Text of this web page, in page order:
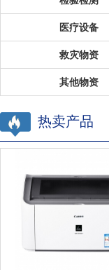
医疗设备
救灾物资
其他物资
热卖产品